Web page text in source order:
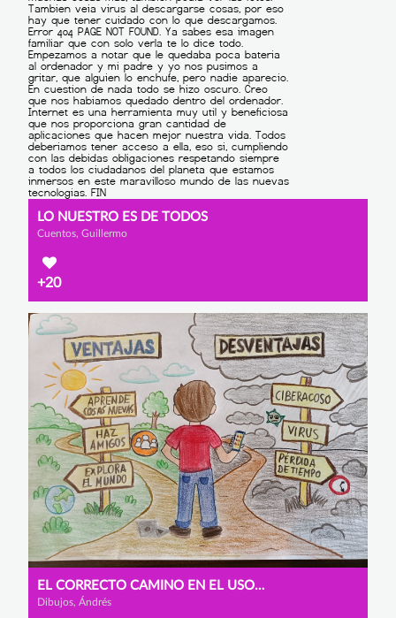
LO NUESTRO ES DE TODOS
Cuentos, Guillermo
+20
EL CORRECTO CAMINO EN EL USO DE INTERNET
Dibujos, Ándrés